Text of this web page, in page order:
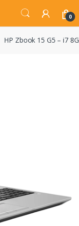
0
HP Zbook 15 G5 – i7